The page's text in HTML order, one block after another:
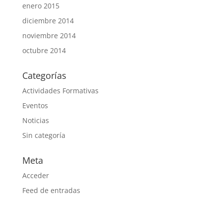
enero 2015
diciembre 2014
noviembre 2014
octubre 2014
Categorías
Actividades Formativas
Eventos
Noticias
Sin categoría
Meta
Acceder
Feed de entradas